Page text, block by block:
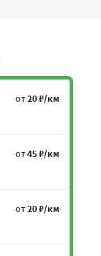
от20 ₽/км
от45 ₽/км
от20 ₽/км